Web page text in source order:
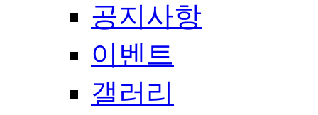
공지사항
이벤트
갤러리